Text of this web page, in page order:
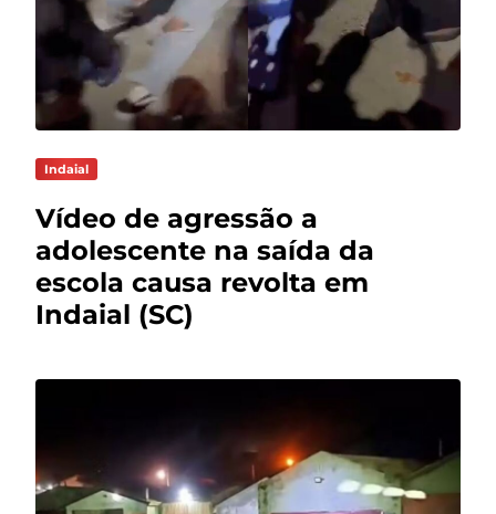
Indaial
Vídeo de agressão a
adolescente na saída da
escola causa revolta em
Indaial (SC)